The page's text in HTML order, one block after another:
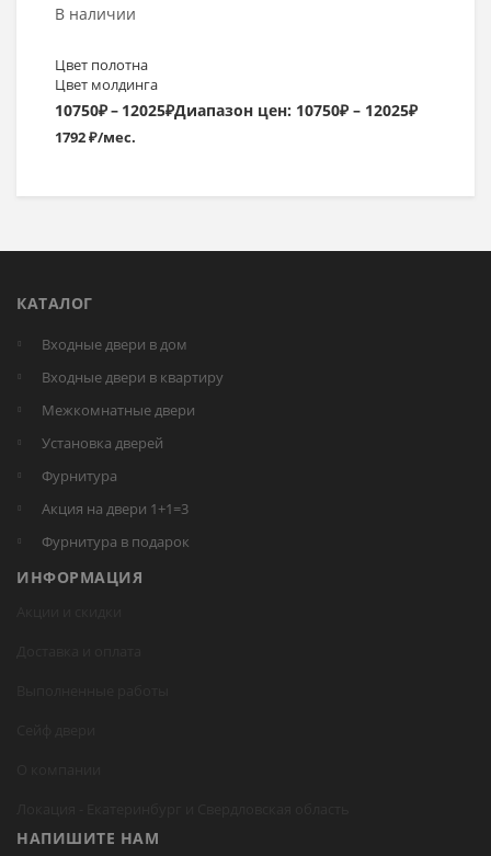
В наличии
Цвет полотна
Цвет молдинга
10750₽– 12025₽Диапазон цен: 10750₽ – 12025₽
1792 ₽/мес.
КАТАЛОГ
Входные двери в дом
Входные двери в квартиру
Межкомнатные двери
Установка дверей
Фурнитура
Акция на двери 1+1=3
Фурнитура в подарок
ИНФОРМАЦИЯ
НАПИШИТЕ НАМ